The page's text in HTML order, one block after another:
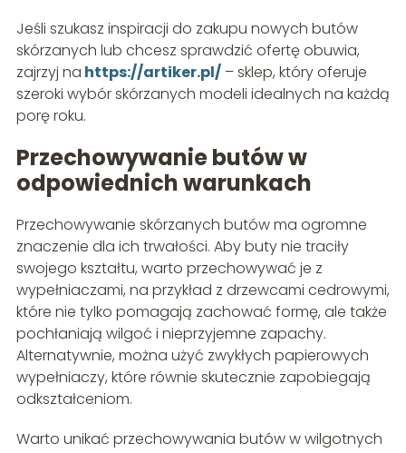
Jeśli szukasz inspiracji do zakupu nowych butów
skórzanych lub chcesz sprawdzić ofertę obuwia,
zajrzyj na https://artiker.pl/– sklep, który oferuje
szeroki wybór skórzanych modeli idealnych na każdą
porę roku.
Przechowywanie butów w
odpowiednich warunkach
Przechowywanie skórzanych butów ma ogromne
znaczenie dla ich trwałości. Aby buty nie traciły
swojego kształtu, warto przechowywać je z
wypełniaczami, na przykład z drzewcami cedrowymi,
które nie tylko pomagają zachować formę, ale także
pochłaniają wilgoć i nieprzyjemne zapachy.
Alternatywnie, można użyć zwykłych papierowych
wypełniaczy, które równie skutecznie zapobiegają
odkształceniom.
Warto unikać przechowywania butów w wilgotnych